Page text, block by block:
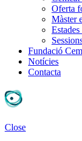
Oferta
Màster
Fundació
Notícies
Contacta
Close